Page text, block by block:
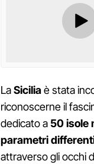
LaSiciliaè stata
riconoscerne il
dedicato a 50 isole
parametri
attraverso gli occhi